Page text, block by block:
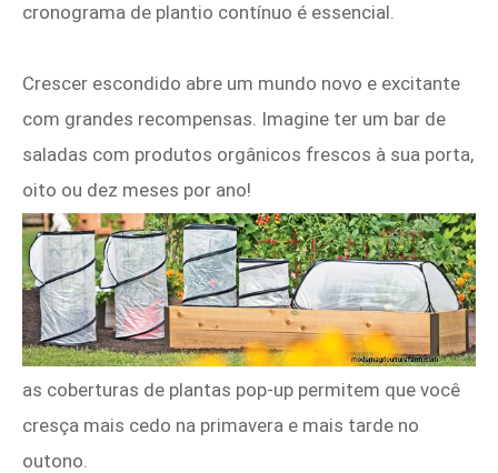
cronograma de plantio contínuo é essencial.
Crescer escondido abre um mundo novo e excitante
com grandes recompensas. Imagine ter um bar de
saladas com produtos orgânicos frescos à sua porta,
oito ou dez meses por ano!
as coberturas de plantas pop-up permitem que você
cresça mais cedo na primavera e mais tarde no
outono.